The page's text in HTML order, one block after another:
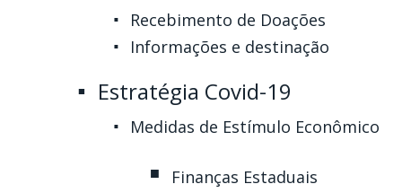
Recebimento de Doações
Informações e destinação
Estratégia Covid-19
Medidas de Estímulo Econômico
Finanças Estaduais